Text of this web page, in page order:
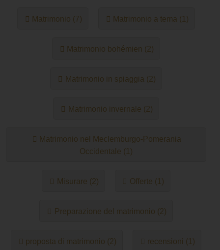
Matrimonio (7) Matrimonio a tema (1)
Matrimonio bohémien (2)
Matrimonio in spiaggia (2)
Matrimonio invernale (2)
Matrimonio nel Meclemburgo-Pomerania
Occidentale (1)
Misurare (2) Offerte (1)
Preparazione del matrimonio (2)
proposta di matrimonio (2) recensioni (1)